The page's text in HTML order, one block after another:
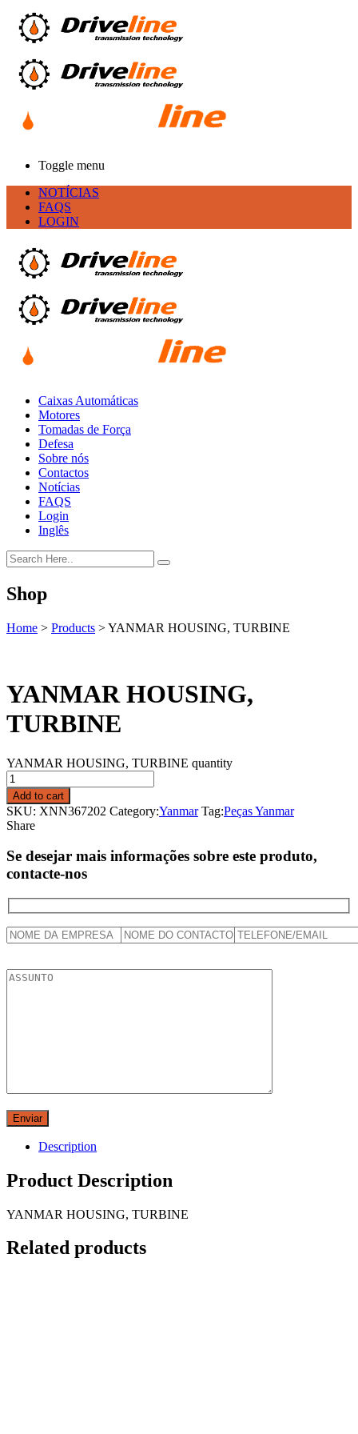
Toggle menu
NOTÍCIAS
FAQS
LOGIN
Caixas Automáticas
Motores
Tomadas de Força
Defesa
Sobre nós
Contactos
Notícias
FAQS
Login
Inglês
Shop
Home > Products >YANMAR HOUSING, TURBINE
YANMAR HOUSING,
TURBINE
YANMAR HOUSING, TURBINE quantity
Add to cart
SKU: XNN367202 Category:Yanmar Tag:Peças Yanmar
Share
Se desejar mais informações sobre este produto,
contacte-nos
Description
Product Description
YANMAR HOUSING, TURBINE
Related products